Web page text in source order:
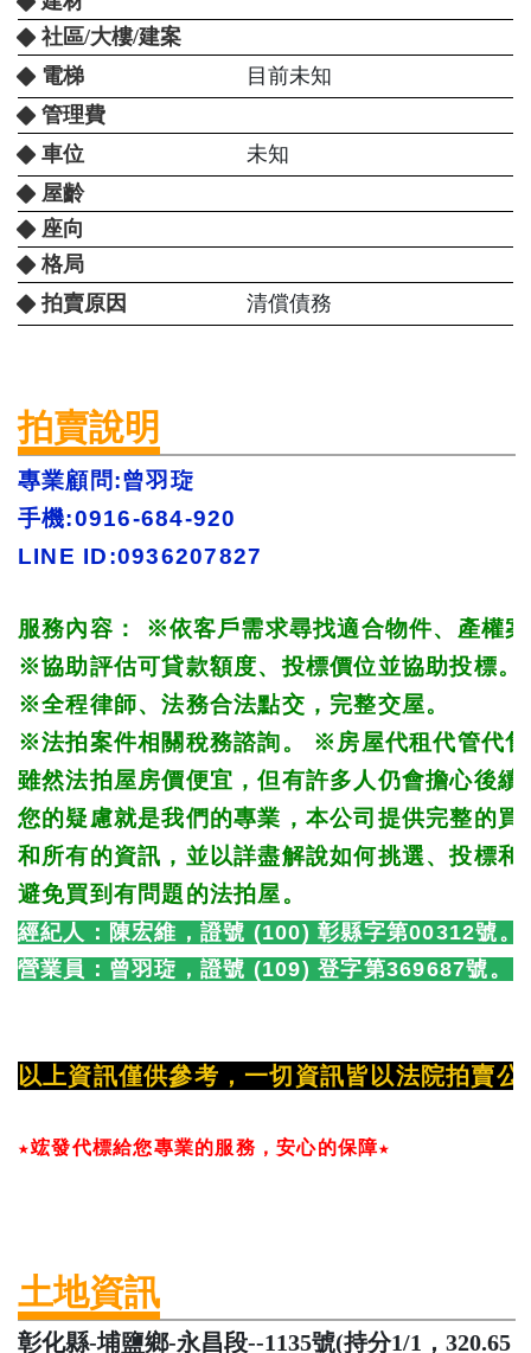
社區/大樓/建案
電梯
目前未知
管理費
車位
未知
屋齡
座向
格局
拍賣原因
清償債務
拍賣說明
專業顧問:曾羽琁
手機:0916-684-920
LINE ID:0936207827
服務內容： ※依客戶需求尋找適合物件、產權
※協助評估可貸款額度、投標價位並協助投標。
※全程律師、法務合法點交，完整交屋。
※法拍案件相關稅務諮詢。 ※ 房屋代租代管代
雖然法拍屋房價便宜，但有許多人仍會擔心後續
您的疑慮就是我們的專業，本公司提供完整的
和所有的資訊，並以詳盡解說如何挑選、投標
避免買到有問題的法拍屋。
經紀人：陳宏維，證號 (100) 彰縣字第00312號。
營業員： 曾羽琁，證號 (109) 登字第369687號
以上資訊僅供參考，一切資訊皆以法院拍賣公
★竤發代標給您專業的服務，安心的保障★
土地資訊
彰化縣-埔鹽鄉-永昌段--1135號(持分1/1，320.65